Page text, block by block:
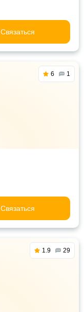
Связаться
6 1
Связаться
1.9 29